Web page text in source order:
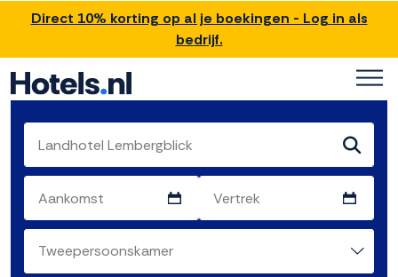
Direct 10% korting op al je boekingen - Log in als
bedrijf.